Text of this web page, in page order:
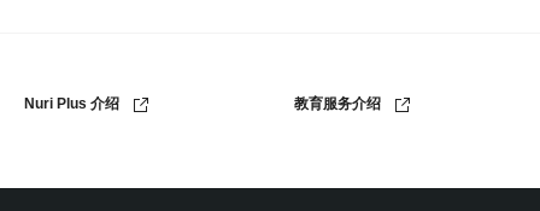
Nuri Plus 介绍 教育服务介绍